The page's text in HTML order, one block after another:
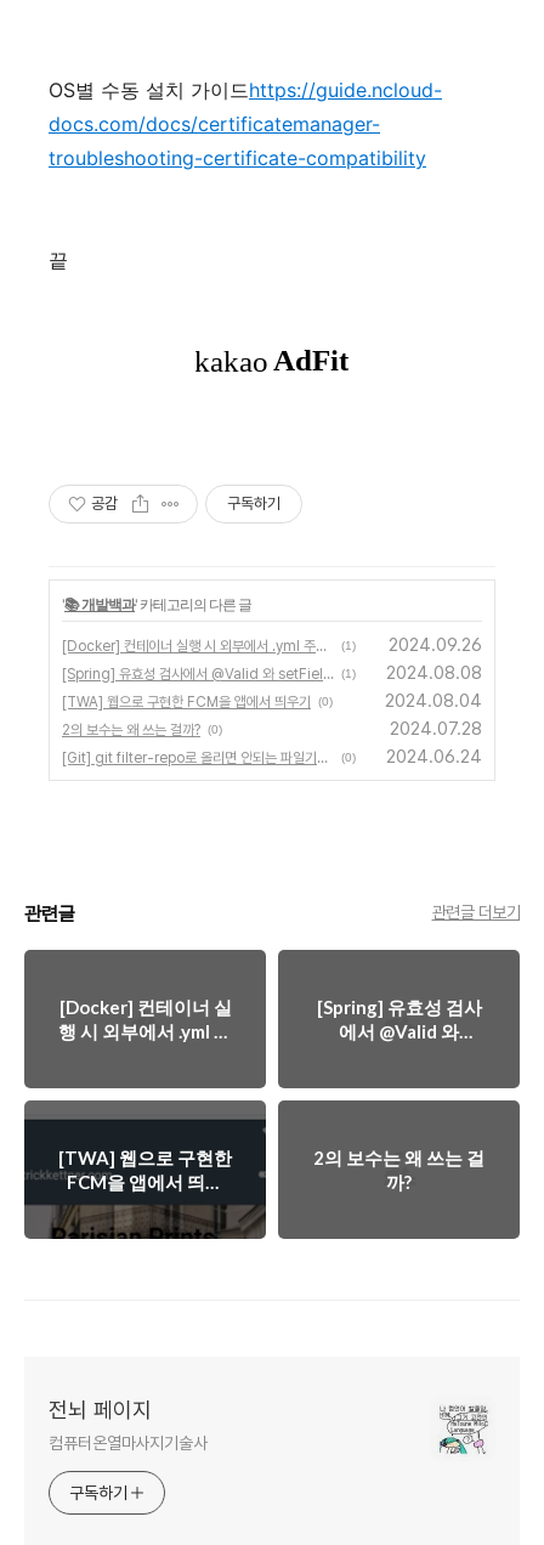
OS별 수동 설치 가이드https://guide.ncloud-
docs.com/docs/certificatemanager-
troubleshooting-certificate-compatibility
끝
공감 구독하기
'📚 개발백과' 카테고리의 다른 글
[Docker] 컨테이너 실행 시 외부에서 .yml 주입하기 (1) 2024.09.26
[Spring] 유효성 검사에서 @Valid 와 setField 중 무엇이 먼저 실행될까 (1) 2024.08.08
[TWA] 웹으로 구현한 FCM을 앱에서 띄우기 (0) 2024.08.04
2의 보수는 왜 쓰는 걸까? (0) 2024.07.28
[Git] git filter-repo로 올리면 안되는 파일기록 말소하기 (0) 2024.06.24
관련글 관련글 더보기
[Docker] 컨테이너 실
행 시 외부에서 .yml 주
[Spring] 유효성 검사
에서 @Valid 와
[TWA] 웹으로 구현한
FCM을 앱에서 띄우
기
2의 보수는 왜 쓰는 걸
까?
전뇌 페이지
컴퓨터온열마사지기술사
구독하기